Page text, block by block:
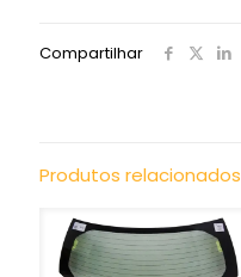
Compartilhar
Produtos relacionados